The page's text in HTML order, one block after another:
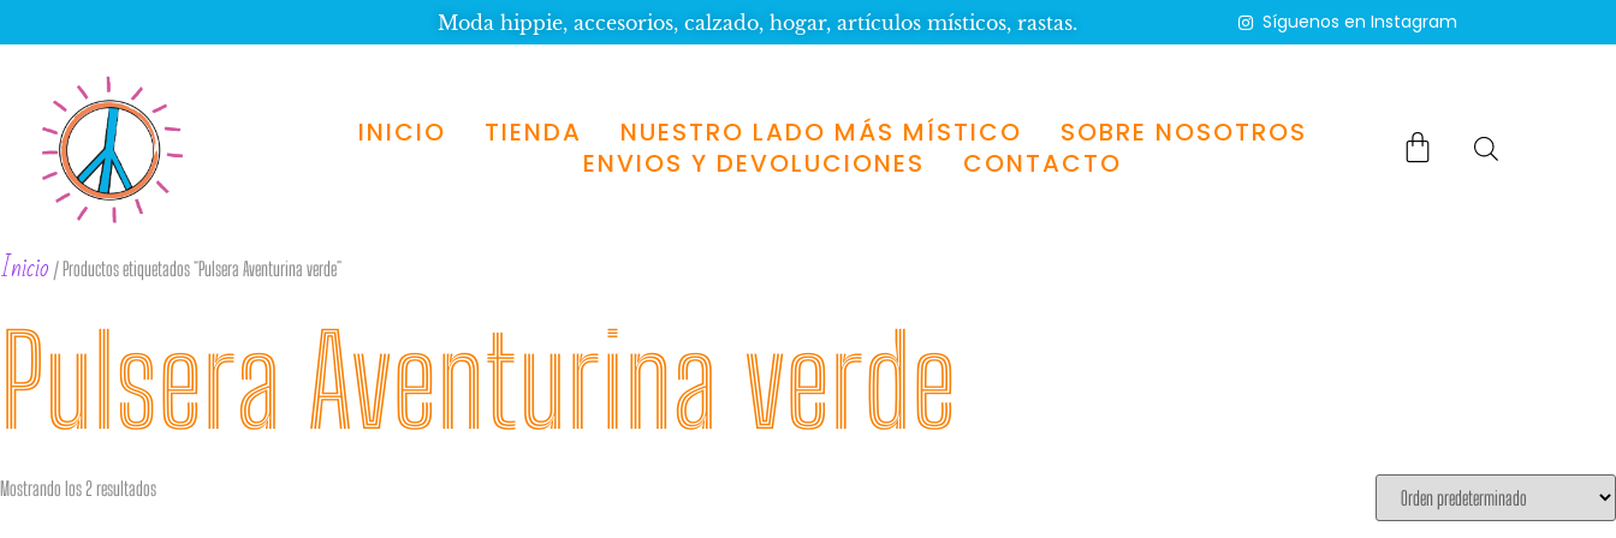
Moda hippie, accesorios, calzado, hogar, artículos místicos, rastas. Síguenos en Instagram
INICIO TIENDA NUESTRO LADO MÁS MÍSTICO
SOBRE NOSOTROS
ENVIOS Y DEVOLUCIONES
CONTACTO
Inicio / Productos etiquetados “Pulsera Aventurina verde”
Pulsera Aventurina verde
Mostrando los 2 resultados